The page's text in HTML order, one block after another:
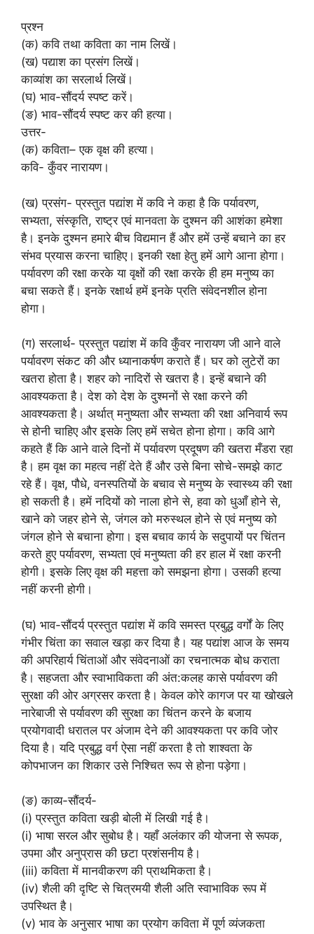
प्रश्न
(क) कवि तथा कविता का नाम लिखें।
(ख) पद्याश का प्रसंग लिखें।
काव्यांश का सरलार्थ लिखें।
(घ) भाव-सौंदर्य स्पष्ट करें।
(ङ) भाव-सौंदर्य स्पष्ट कर की हत्या।
उत्तर-
(क) कविता– एक वृक्ष की हत्या।
कवि- कुँवर नारायण।
(ख) प्रसंग- प्रस्तुत पद्यांश में कवि ने कहा है कि पर्यावरण,
सभ्यता, संस्कृति, राष्ट्र एवं मानवता के दुश्मन की आशंका हमेशा
है। इनके दुश्मन हमारे बीच विद्यमान हैं और हमें उन्हें बचाने का हर
संभव प्रयास करना चाहिए। इनकी रक्षा हेतु हमें आगे आना होगा।
पर्यावरण की रक्षा करके या वृक्षों की रक्षा करके ही हम मनुष्य का
बचा सकते हैं। इनके रक्षार्थ हमें इनके प्रति संवेदनशील होना
होगा।
(ग) सरलार्थ- प्रस्तुत पद्यांश में कवि कुँवर नारायण जी आने वाले
पर्यावरण संकट की और ध्यानाकर्षण कराते हैं। घर को लुटेरों का
खतरा होता है। शहर को नादिरों से खतरा है। इन्हें बचाने की
आवश्यकता है। देश को देश के दुश्मनों से रक्षा करने की
आवश्यकता है। अर्थात् मनुष्यता और सभ्यता की रक्षा अनिवार्य रूप
से होनी चाहिए और इसके लिए हमें सचेत होना होगा। कवि आगे
कहते हैं कि आने वाले दिनों में पर्यावरण प्रदूषण की खतरा मँडरा रहा
है। हम वृक्ष का महत्व नहीं देते हैं और उसे बिना सोचे-समझे काट
रहे हैं। वृक्ष, पौधे, वनस्पतियों के बचाव से मनुष्य के स्वास्थ्य की रक्षा
हो सकती है। हमें नदियों को नाला होने से, हवा को धुआँ होने से,
खाने को जहर होने से, जंगल को मरुस्थल होने से एवं मनुष्य को
जंगल होने से बचाना होगा। इस बचाव कार्य के सदुपायों पर चिंतन
करते हुए पर्यावरण, सभ्यता एवं मनुष्यता की हर हाल में रक्षा करनी
होगी। इसके लिए वृक्ष की महत्ता को समझना होगा। उसकी हत्या
नहीं करनी होगी।
(घ) भाव-सौंदर्य प्रस्तुत पद्यांश में कवि समस्त प्रबुद्ध वर्गों के लिए
गंभीर चिंता का सवाल खड़ा कर दिया है। यह पद्यांश आज के समय
की अपरिहार्य चिंताओं और संवेदनाओं का रचनात्मक बोध कराता
है। सहजता और स्वाभाविकता की अंत:कलह कासे पर्यावरण की
सुरक्षा की ओर अग्रसर करता है। केवल कोरे कागज पर या खोखले
नारेबाजी से पर्यावरण की सुरक्षा का चिंतन करने के बजाय
प्रयोगवादी धरातल पर अंजाम देने की आवश्यकता पर कवि जोर
दिया है। यदि प्रबुद्ध वर्ग ऐसा नहीं करता है तो शाश्वता के
कोपभाजन का शिकार उसे निश्चित रूप से होना पड़ेगा।
(ङ) काव्य-सौंदर्य-
(i) प्रस्तुत कविता खड़ी बोली में लिखी गई है।
(i) भाषा सरल और सुबोध है। यहाँ अलंकार की योजना से रूपक,
उपमा और अनुप्रास की छटा प्रशंसनीय है।
(iii) कविता में मानवीकरण की प्राथमिकता है।
(iv) शैली की दृष्टि से चित्रमयी शैली अति स्वाभाविक रूप में
उपस्थित है।
(v) भाव के अनुसार भाषा का प्रयोग कविता में पूर्ण व्यंजकता